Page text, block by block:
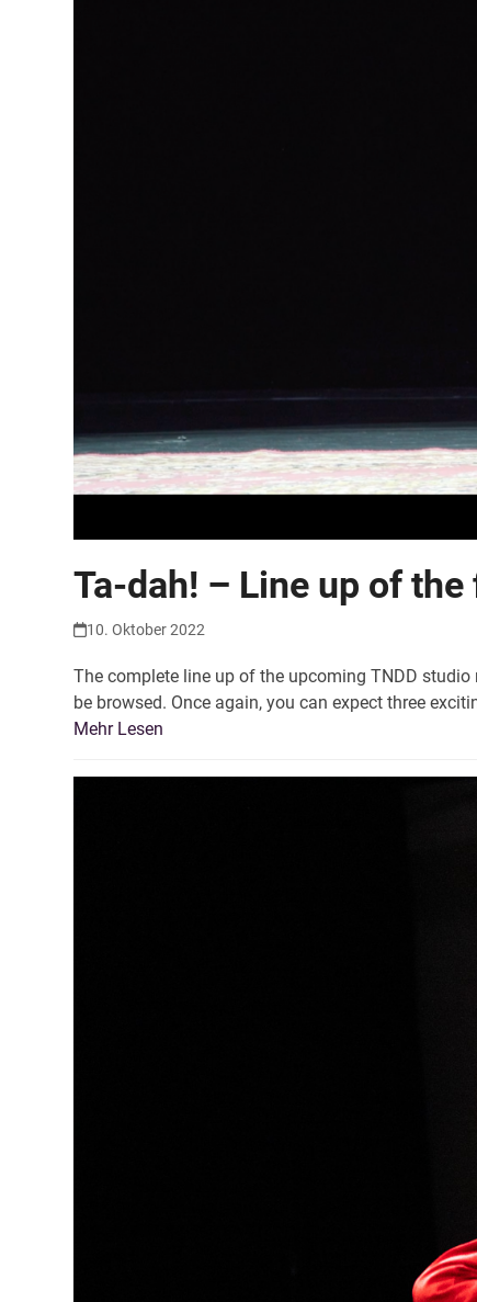
Ta-dah! – Line up of
10. Oktober 2022
The complete line up of the upcoming TNDD
be browsed. Once again, you can expect three
Mehr Lesen